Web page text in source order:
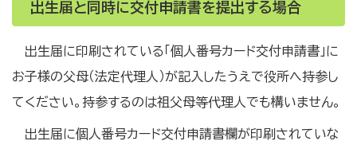
出生届と同時に交付申請書を提出する場合
出生届に印刷されている「個人番号カード交付申請書」に
お子様の父母（法定代理人）が記入したうえで役所へ持参し
てください。持参するのは祖父母等代理人でも構いません。
出生届に個人番号カード交付申請書欄が印刷されていな